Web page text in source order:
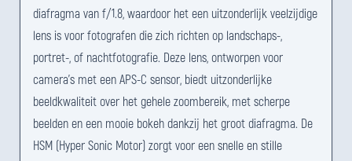
diafragma van f/1.8, waardoor het een uitzonderlijk veelzijdige
lens is voor fotografen die zich richten op landschaps-,
portret-, of nachtfotografie. Deze lens, ontworpen voor
camera's met een APS-C sensor, biedt uitzonderlijke
beeldkwaliteit over het gehele zoombereik, met scherpe
beelden en een mooie bokeh dankzij het groot diafragma. De
HSM (Hyper Sonic Motor) zorgt voor een snelle en stille